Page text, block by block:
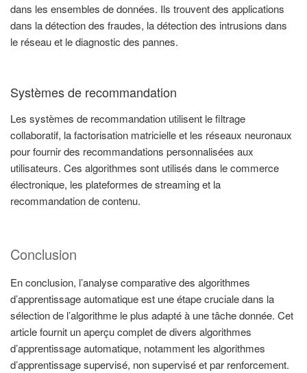
dans les ensembles de données. Ils trouvent des applications
dans la détection des fraudes, la détection des intrusions dans
le réseau et le diagnostic des pannes.
Systèmes de recommandation
Les systèmes de recommandation utilisent le filtrage
collaboratif, la factorisation matricielle et les réseaux neuronaux
pour fournir des recommandations personnalisées aux
utilisateurs. Ces algorithmes sont utilisés dans le commerce
électronique, les plateformes de streaming et la
recommandation de contenu.
Conclusion
En conclusion, l’analyse comparative des algorithmes
d’apprentissage automatique est une étape cruciale dans la
sélection de l’algorithme le plus adapté à une tâche donnée. Cet
article fournit un aperçu complet de divers algorithmes
d’apprentissage automatique, notamment les algorithmes
d’apprentissage supervisé, non supervisé et par renforcement.